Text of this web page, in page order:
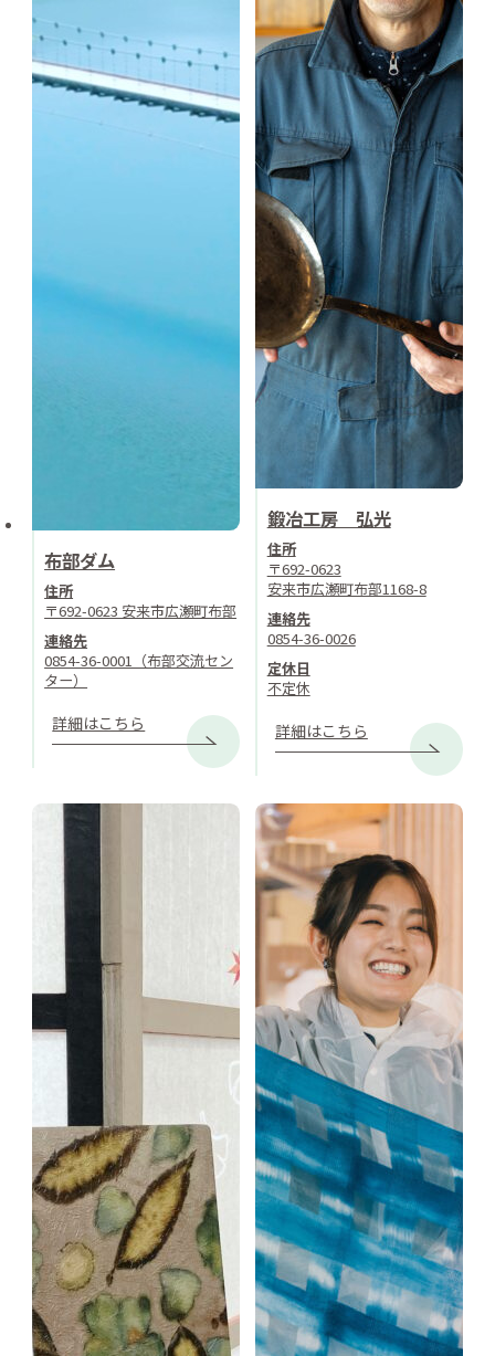
布部ダム
住所
〒692-0623 安来市広瀬町布部
連絡先
0854-36-0001（布部交流セン
ター）
詳細はこちら
鍛冶工房 弘光
住所
〒692-0623
安来市広瀬町布部1168-8
連絡先
0854-36-0026
定休日
不定休
詳細はこちら